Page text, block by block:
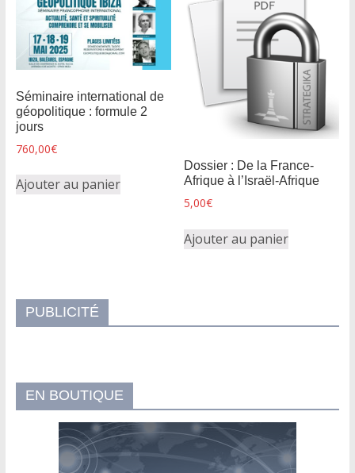
Séminaire international de
géopolitique : formule 2
jours
760,00€
Ajouter au panier
Dossier : De la France-
Afrique à l’Israël-Afrique
5,00€
Ajouter au panier
PUBLICITÉ
EN BOUTIQUE